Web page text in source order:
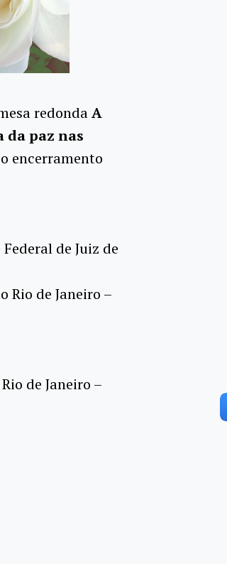
redondaA
da paz nas
encerramento
de Juiz de
Rio de Janeiro –
de Janeiro –